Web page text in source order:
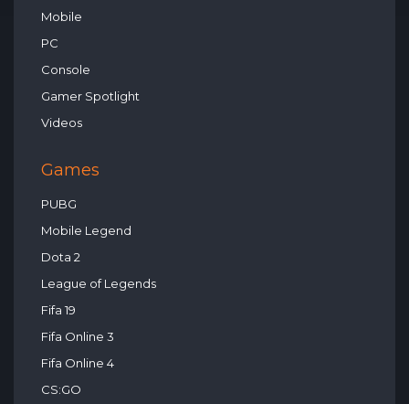
Mobile
PC
Console
Gamer Spotlight
Videos
Games
PUBG
Mobile Legend
Dota 2
League of Legends
Fifa 19
Fifa Online 3
Fifa Online 4
CS:GO